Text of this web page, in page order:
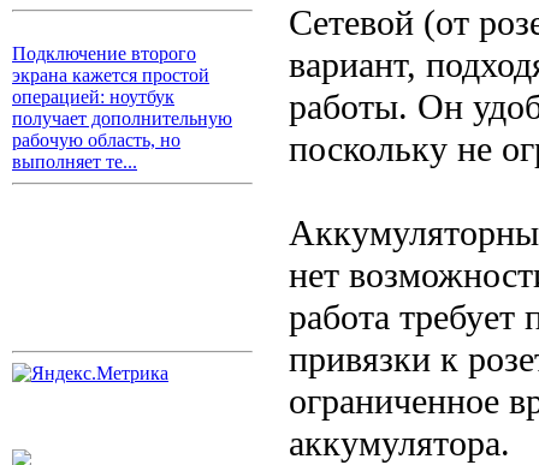
Подключение второго
экрана кажется простой
операцией: ноутбук
получает дополнительную
рабочую область, но
выполняет те...
Сетевой (от
вариант,
работы. Он
поскольку не
нет
работа требует
привязки к
ограниченное
аккумулятора.